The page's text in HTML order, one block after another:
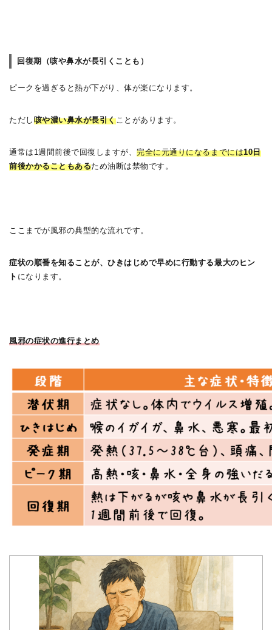
回復期（咳や鼻水が長引くことも）
ピークを過ぎると熱が下がり、体が楽になります。
ただし 咳や濃い鼻水が長引くことがあります。
通常は1週間前後で回復しますが、完全に元通りになるまでには10日
前後かかることもあるため油断は禁物です。
ここまでが風邪の典型的な流れです。
症状の順番を知ることが、ひきはじめで早めに行動する最大のヒン
ト になります。
風邪の症状の進行まとめ